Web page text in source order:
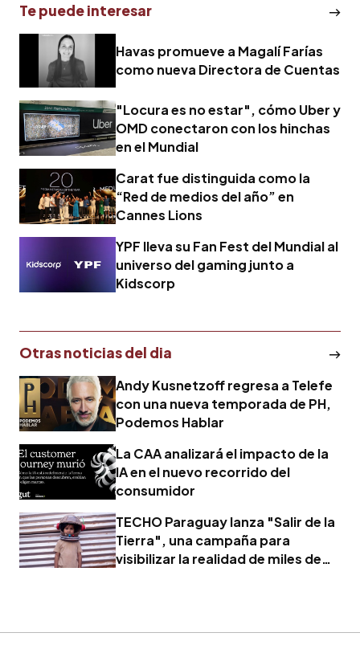
Te puede interesar
Havas promueve a Magalí Farías
como nueva Directora de Cuentas
"Locura es no estar", cómo Uber y
OMD conectaron con los hinchas
en el Mundial
Carat fue distinguida como la
“Red de medios del año” en
Cannes Lions
YPF lleva su Fan Fest del Mundial al
universo del gaming junto a
Kidscorp
Otras noticias del dia
Andy Kusnetzoff regresa a Telefe
con una nueva temporada de PH,
Podemos Hablar
La CAA analizará el impacto de la
IA en el nuevo recorrido del
consumidor
TECHO Paraguay lanza "Salir de la
Tierra", una campaña para
visibilizar la realidad de miles de